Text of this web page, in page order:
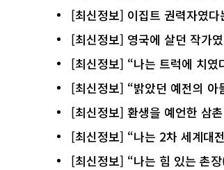
[최신정보] 이집트 권력자였
[최신정보] 영국에 살던 작가
[최신정보] “나는 트럭에 치였
[최신정보] “밝았던 예전의 아
[최신정보] 환생을 예언한 삼
[최신정보] “나는 2차 세계대
[최신정보] “나는 힘 있는 촌